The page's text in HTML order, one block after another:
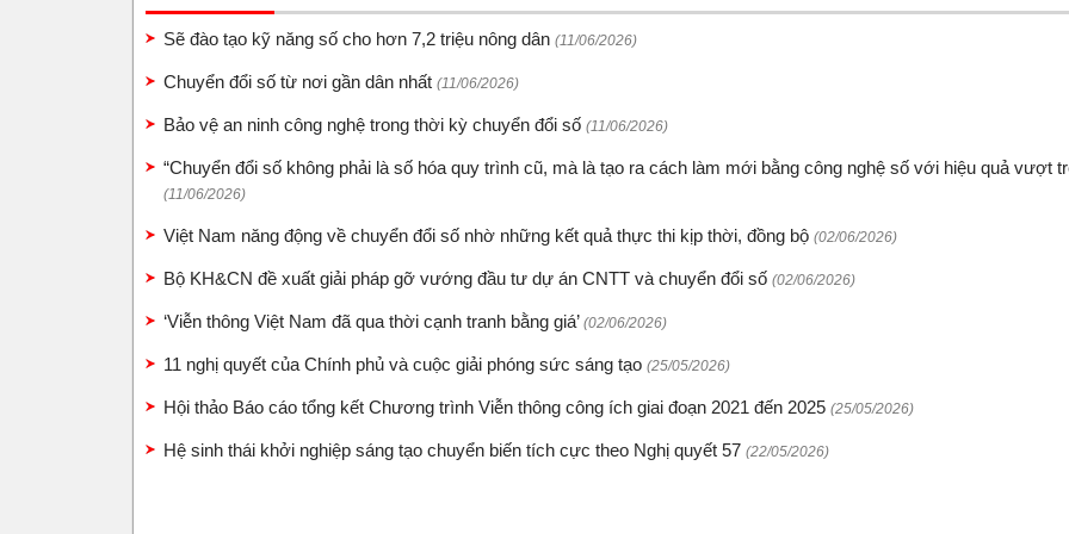
Sẽ đào tạo kỹ năng số cho hơn 7,2 triệu nông dân (11/06/2026)
Chuyển đổi số từ nơi gần dân nhất (11/06/2026)
Bảo vệ an ninh công nghệ trong thời kỳ chuyển đổi số (11/06/2026)
“Chuyển đổi số không phải là số hóa quy trình cũ, mà là tạo ra cách làm mới bằng công nghệ số với hiệu quả vượt
(11/06/2026)
Việt Nam năng động về chuyển đổi số nhờ những kết quả thực thi kịp thời, đồng bộ (02/06/2026)
Bộ KH&CN đề xuất giải pháp gỡ vướng đầu tư dự án CNTT và chuyển đổi số (02/06/2026)
‘Viễn thông Việt Nam đã qua thời cạnh tranh bằng giá’ (02/06/2026)
11 nghị quyết của Chính phủ và cuộc giải phóng sức sáng tạo (25/05/2026)
Hội thảo Báo cáo tổng kết Chương trình Viễn thông công ích giai đoạn 2021 đến 2025 (25/05/2026)
Hệ sinh thái khởi nghiệp sáng tạo chuyển biến tích cực theo Nghị quyết 57 (22/05/2026)